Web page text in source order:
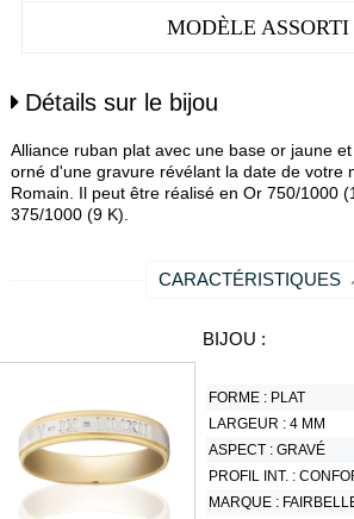
MODÈLE ASSORTI
Détails sur le bijou
Alliance ruban plat avec une base or jaune
orné d'une gravure révélant la date de votre
Romain. Il peut être réalisé en Or 750/1000
375/1000 (9 K).
CARACTÉRISTIQUES
BIJOU :
FORME : PLAT
LARGEUR :4 MM
ASPECT :GRAVÉ
PROFIL INT. :
MARQUE :